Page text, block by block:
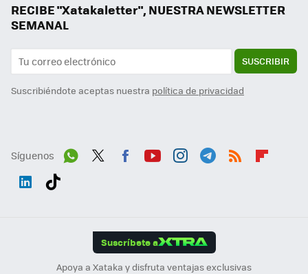
RECIBE "Xatakaletter", NUESTRA NEWSLETTER
SEMANAL
SUSCRIBIR
Suscribiéndote aceptas nuestra política de privacidad
Síguenos
Suscríbete a
Apoya a Xataka y disfruta ventajas exclusivas